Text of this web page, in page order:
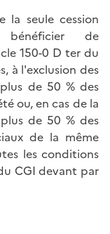
la seule cession
de
150-0 D ter du
à l'exclusion des
de 50 % des
ou, en cas de la
de 50 % des
de la même
les conditions
CGI devant par